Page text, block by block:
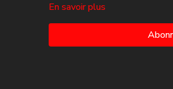
En savoir plus